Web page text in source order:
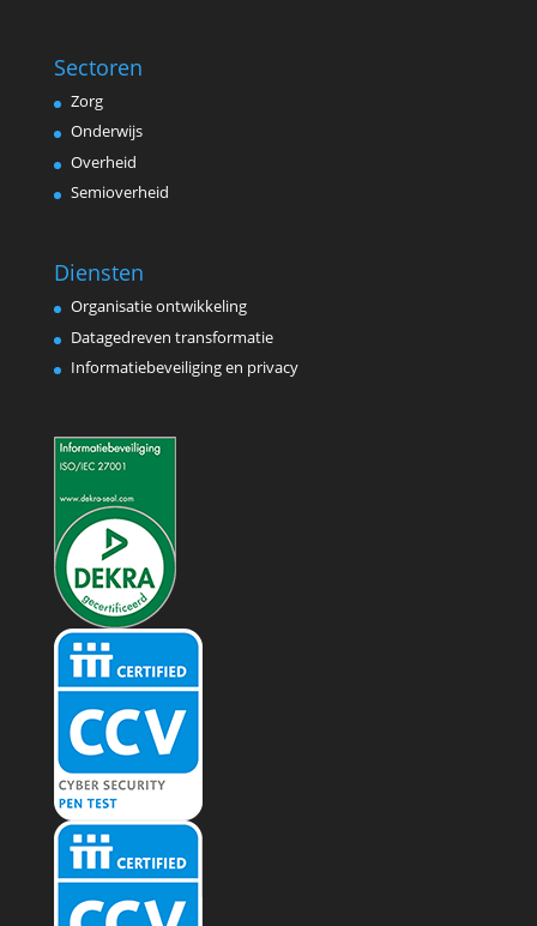
Sectoren
Zorg
Onderwijs
Overheid
Semioverheid
Diensten
Organisatie ontwikkeling
Datagedreven transformatie
Informatiebeveiliging en privacy